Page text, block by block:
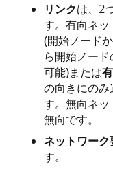
リンクは、2
す。有向ネッ
(開始ノード
ら開始ノー
可能)または
の向きにのみ
す。無向ネッ
無向です。
ネットワーク
す。